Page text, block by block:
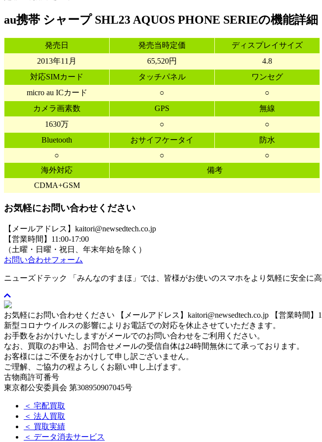
au携帯 シャープ SHL23 AQUOS PHONE SERIEの機能詳細
発売日 発売当時定価
ディスプレイサイズ
2013年11月
65,520円
4.8
対応SIMカード
タッチパネル
ワンセグ
micro au ICカード
○
○
カメラ画素数
GPS
無線
1630万
○
○
Bluetooth
おサイフケータイ
防水
○
○
○
海外対応
備考
CDMA+GSM
お気軽にお問い合わせください
【メールアドレス】kaitori@newsedtech.co.jp
【営業時間】11:00-17:00
（土曜・日曜・祝日、年末年始を除く）
お問い合わせフォーム
ニューズドテック 「みんなのすまほ」では、皆様がお使いのスマホをより気軽に安全に
お気軽にお問い合わせください 【メールアドレス】kaitori@newsedtech.co.jp
【営業時間】
新型コロナウイルスの影響によりお電話での対応を休止させていただきます。
お手数をおかけいたしますがメールでのお問い合わせをご利用ください。
なお、買取のお申込、お問合せメールの受信自体は24時間無休にて承っております。
お客様にはご不便をおかけして申し訳ございません。
ご理解、ご協力の程よろしくお願い申し上げます。
古物商許可番号
東京都公安委員会 第308950907045号
＜ 宅配買取
＜ 法人買取
＜ 買取実績
＜ データ消去サービス